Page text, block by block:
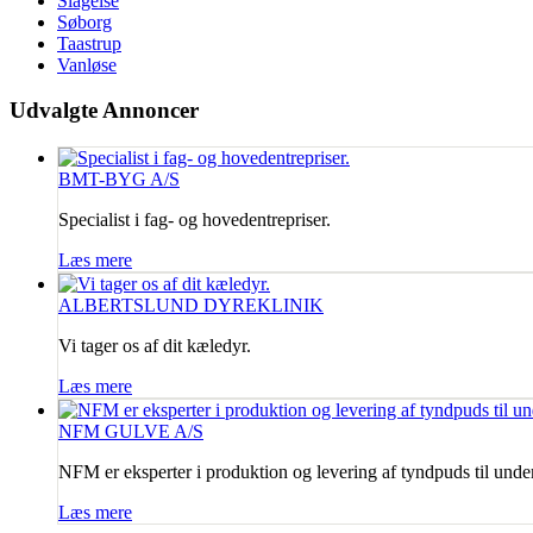
Søborg
Taastrup
Vanløse
UdvalgteAnnoncer
BMT-BYG A/S
Specialist i fag- og hovedentrepriser.
Læs mere
ALBERTSLUND DYREKLINIK
Vi tager os af dit kæledyr.
Læs mere
NFM GULVE A/S
NFM er eksperter i produktion og levering af tyndpuds til
Læs mere